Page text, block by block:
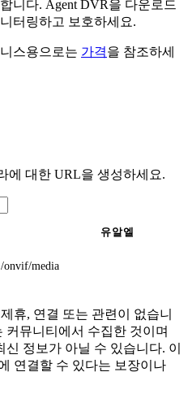
니다. Agent DVR을 다운로드
터링하고 보호하세요.
스용으로는 가격을 참조하세
에 대한 URL을 생성하세요.
유알엘
/onvif/media
휴, 연결 또는 관련이 없습니
커뮤니티에서 수집한 것이며
정보가 아닐 수 있습니다. 이
연결할 수 있다는 보장이나